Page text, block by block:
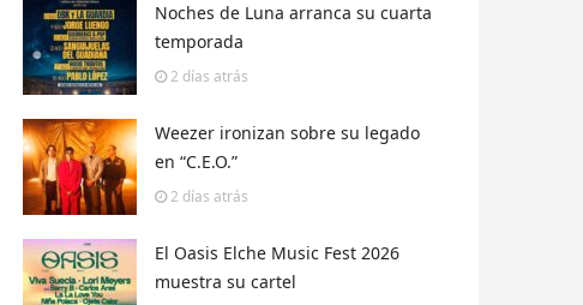
Noches de Luna arranca su cuarta
temporada
2 días atrás
Weezer ironizan sobre su legado
en “C.E.O.”
2 días atrás
El Oasis Elche Music Fest 2026
muestra su cartel